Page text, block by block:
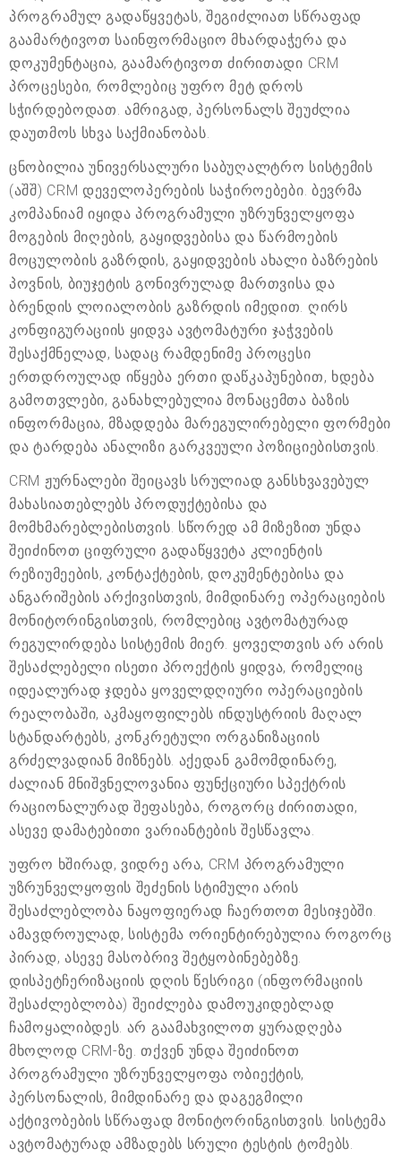
პროგრამულ გადაწყვეტას, შეგიძლიათ სწრაფად
გაამარტივოთ საინფორმაციო მხარდაჭერა და
დოკუმენტაცია, გაამარტივოთ ძირითადი CRM
პროცესები, რომლებიც უფრო მეტ დროს
სჭირდებოდათ. ამრიგად, პერსონალს შეუძლია
დაუთმოს სხვა საქმიანობას.
ცნობილია უნივერსალური საბუღალტრო სისტემის
(აშშ) CRM დეველოპერების საჭიროებები. ბევრმა
კომპანიამ იყიდა პროგრამული უზრუნველყოფა
მოგების მიღების, გაყიდვებისა და წარმოების
მოცულობის გაზრდის, გაყიდვების ახალი ბაზრების
პოვნის, ბიუჯეტის გონივრულად მართვისა და
ბრენდის ლოიალობის გაზრდის იმედით. ღირს
კონფიგურაციის ყიდვა ავტომატური ჯაჭვების
შესაქმნელად, სადაც რამდენიმე პროცესი
ერთდროულად იწყება ერთი დაწკაპუნებით, ხდება
გამოთვლები, განახლებულია მონაცემთა ბაზის
ინფორმაცია, მზადდება მარეგულირებელი ფორმები
და ტარდება ანალიზი გარკვეული პოზიციებისთვის.
CRM ჟურნალები შეიცავს სრულიად განსხვავებულ
მახასიათებლებს პროდუქტებისა და
მომხმარებლებისთვის. სწორედ ამ მიზეზით უნდა
შეიძინოთ ციფრული გადაწყვეტა კლიენტის
რეზიუმეების, კონტაქტების, დოკუმენტებისა და
ანგარიშების არქივისთვის, მიმდინარე ოპერაციების
მონიტორინგისთვის, რომლებიც ავტომატურად
რეგულირდება სისტემის მიერ. ყოველთვის არ არის
შესაძლებელი ისეთი პროექტის ყიდვა, რომელიც
იდეალურად ჯდება ყოველდღიური ოპერაციების
რეალობაში, აკმაყოფილებს ინდუსტრიის მაღალ
სტანდარტებს, კონკრეტული ორგანიზაციის
გრძელვადიან მიზნებს. აქედან გამომდინარე,
ძალიან მნიშვნელოვანია ფუნქციური სპექტრის
რაციონალურად შეფასება, როგორც ძირითადი,
ასევე დამატებითი ვარიანტების შესწავლა.
უფრო ხშირად, ვიდრე არა, CRM პროგრამული
უზრუნველყოფის შეძენის სტიმული არის
შესაძლებლობა ნაყოფიერად ჩაერთოთ მესიჯებში.
ამავდროულად, სისტემა ორიენტირებულია როგორც
პირად, ასევე მასობრივ შეტყობინებებზე.
დისპეტჩერიზაციის დღის წესრიგი (ინფორმაციის
შესაძლებლობა) შეიძლება დამოუკიდებლად
ჩამოყალიბდეს. არ გაამახვილოთ ყურადღება
მხოლოდ CRM-ზე. თქვენ უნდა შეიძინოთ
პროგრამული უზრუნველყოფა ობიექტის,
პერსონალის, მიმდინარე და დაგეგმილი
აქტივობების სწრაფად მონიტორინგისთვის. სისტემა
ავტომატურად ამზადებს სრული ტესტის ტომებს.